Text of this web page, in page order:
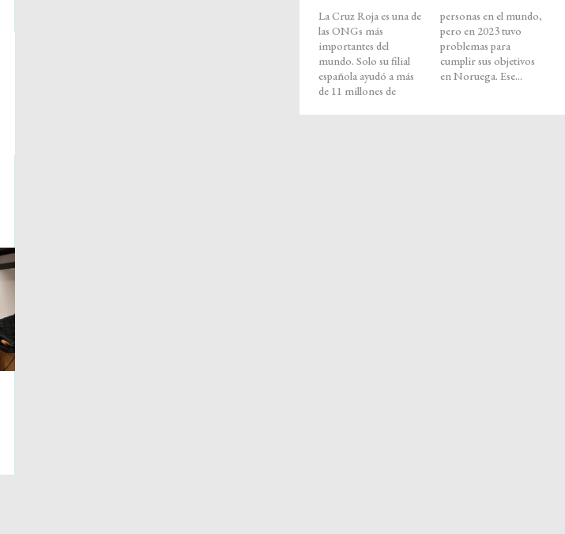
La Cruz Roja es una de
las ONGs más
importantes del
mundo. Solo su filial
española ayudó a más
de 11 millones de
personas en el mundo,
pero en 2023 tuvo
problemas para
cumplir sus objetivos
en Noruega. Ese...